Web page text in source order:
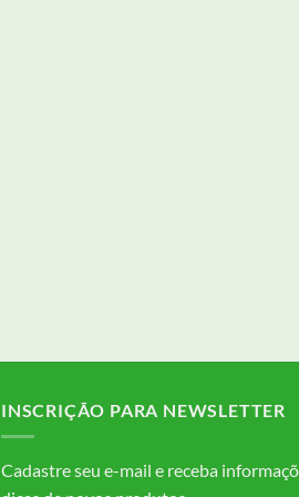
INSCRIÇÃO PARA NEWSLETTER
Cadastre seu e-mail e receba